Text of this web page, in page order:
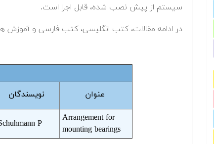
سیستم از پیش نصب شده، قابل اجرا است.
در ادامه مقالات، کتب انگلیسی، کتب فارسی و آموزش
عنوان
نویسندگان
Arrangement for
mounting bearings
P